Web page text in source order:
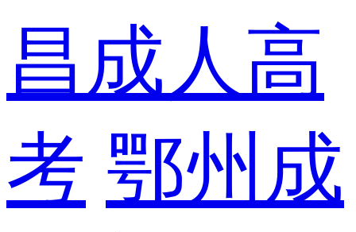
昌成人高
考 鄂州成